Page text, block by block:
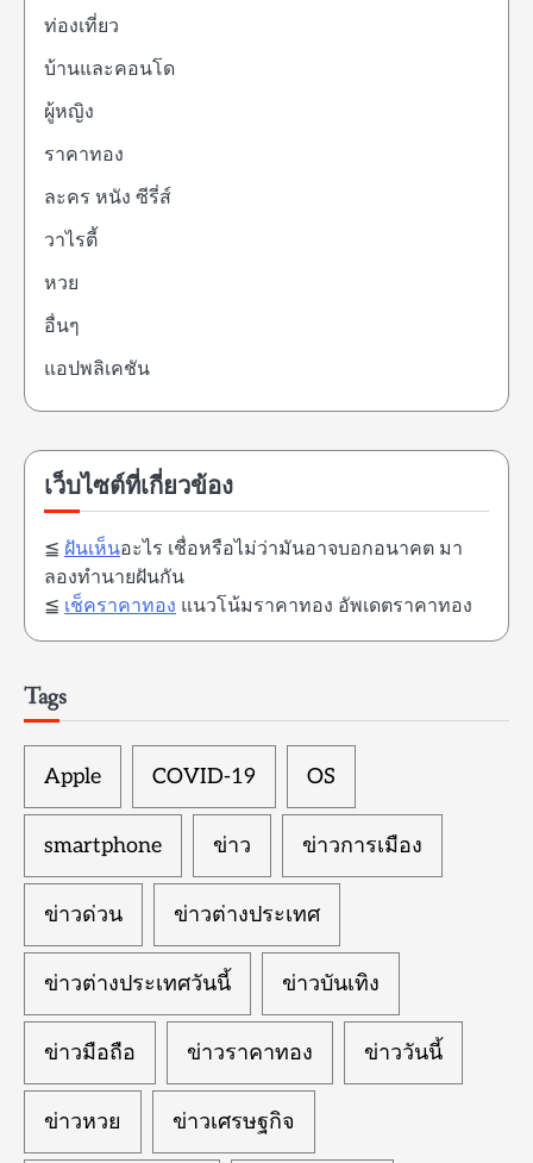
ท่องเที่ยว
บ้านและคอนโด
ผู้หญิง
ราคาทอง
ละคร หนัง ซีรี่ส์
วาไรตี้
หวย
อื่นๆ
แอปพลิเคชัน
เว็บไซต์ที่เกี่ยวข้อง
≦ ฝันเห็นอะไร เชื่อหรือไม่ว่ามันอาจบอกอนาคต มา
ลองทำนายฝันกัน
≦ เช็คราคาทอง แนวโน้มราคาทอง อัพเดตราคาทอง
Tags
Apple COVID-19 OS
smartphone ข่าว ข่าวการเมือง
ข่าวด่วน ข่าวต่างประเทศ
ข่าวต่างประเทศวันนี้ ข่าวบันเทิง
ข่าวมือถือ ข่าวราคาทอง ข่าววันนี้
ข่าวหวย ข่าวเศรษฐกิจ